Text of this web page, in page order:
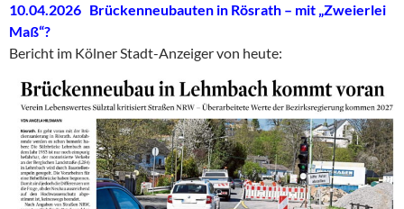
10.04.2026 Brückenneubauten in Rösrath – mit „Zweierlei
Maß“?
Bericht im Kölner Stadt-Anzeiger von heute: